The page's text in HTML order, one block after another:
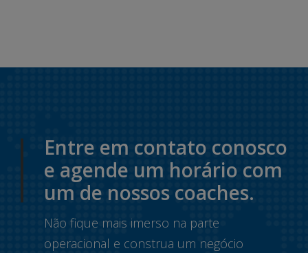
Entre em contato conosco
e agende um horário com
um de nossos coaches.
Não fique mais imerso na parte
operacional e construa um negócio